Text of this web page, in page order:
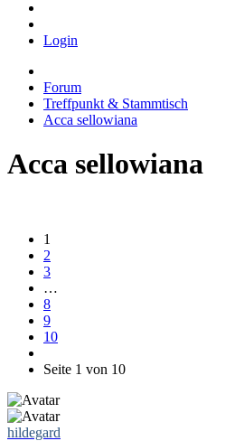
Login
Forum
Treffpunkt & Stammtisch
Acca sellowiana
Acca sellowiana
1
2
3
…
8
9
10
Seite 1 von 10
hildegard